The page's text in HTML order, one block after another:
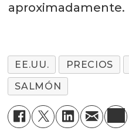
aproximadamente.
EE.UU. PRECIOS
SALMÓN